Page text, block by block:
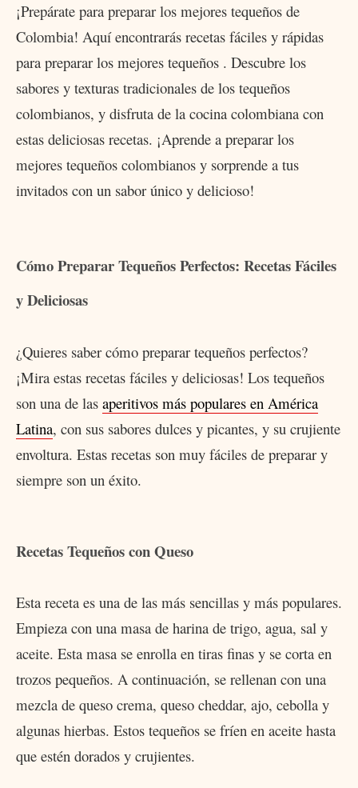
¡Prepárate para preparar los mejores tequeños de
Colombia! Aquí encontrarás recetas fáciles y rápidas
para preparar los mejores tequeños . Descubre los
sabores y texturas tradicionales de los tequeños
colombianos, y disfruta de la cocina colombiana con
estas deliciosas recetas. ¡Aprende a preparar los
mejores tequeños colombianos y sorprende a tus
invitados con un sabor único y delicioso!
Cómo Preparar Tequeños Perfectos: Recetas Fáciles
y Deliciosas
¿Quieres saber cómo preparar tequeños perfectos?
¡Mira estas recetas fáciles y deliciosas! Los tequeños
son una de las aperitivos más populares en América
Latina, con sus sabores dulces y picantes, y su crujiente
envoltura. Estas recetas son muy fáciles de preparar y
siempre son un éxito.
Recetas Tequeños con Queso
Esta receta es una de las más sencillas y más populares.
Empieza con una masa de harina de trigo, agua, sal y
aceite. Esta masa se enrolla en tiras finas y se corta en
trozos pequeños. A continuación, se rellenan con una
mezcla de queso crema, queso cheddar, ajo, cebolla y
algunas hierbas. Estos tequeños se fríen en aceite hasta
que estén dorados y crujientes.